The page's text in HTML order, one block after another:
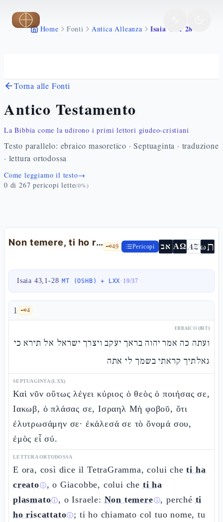
Vai al contenuto principale
Home Fonti Antica Alleanza Isaia 43 1 28
Torna alle Fonti
Antico Testamento
La Bibbia come la udirono i primi lettori giudeo-cristiani
Testo parallelo: ebraico masoretico · Septuaginta · traduzione
· lettura ortodossa
Come leggiamo il testo→
0 di 267 pericopi lette(0%)
Non temere, ti ho riscattato — Is 43,1-28 🗝️49 Pericopi אב ΑΩ AZωת
Isaia 43,1-28·MT (OSHB) + LXX· 19/37
1 🗝️4
EBRAICO (MT)
ועתה כה אמר יהוה בראך יעקב ויצרך ישראל אל תירא כי
גאלתיך קראתי בשמך לי אתה
SEPTUAGINTA (LXX)
Καὶ νῦν οὕτως λέγει κύριος ὁ θεὸς ὁ ποιήσας σε,
Ιακωβ, ὁ πλάσας σε, Ισραηλ Μὴ φοβοῦ, ὅτι
ἐλυτρωσάμην σε· ἐκάλεσά σε τὸ ὄνομά σου,
ἐμὸς εἶ σύ.
LETTURA ORTODOSSA
E ora, così dice il TetraGramma, colui cheti ha
creatoⓘ, o Giacobbe, colui che ti ha
plasmatoⓘ, o Israele: Non temereⓘ, perché ti
ho riscattatoⓘ; ti ho chiamato col tuo nome, tu